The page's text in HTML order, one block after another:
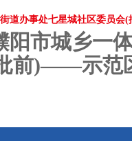
阳市城乡一
前)——示范
道办事处七星城社区委员